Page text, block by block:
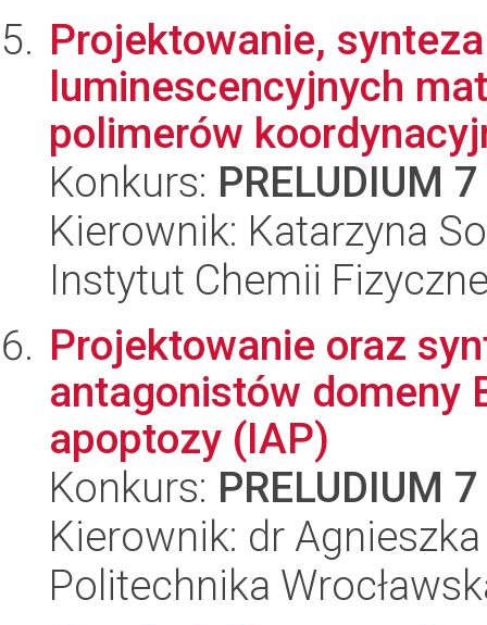
Projektowanie,
luminescencyjnych
polimerów
Konkurs: PRELUDIUM 7
Kierownik: Katarzyna
Instytut Chemii
Projektowanie oraz
antagonistów domeny
apoptozy (IAP)
Konkurs: PRELUDIUM 7
Kierownik: dr
Politechnika